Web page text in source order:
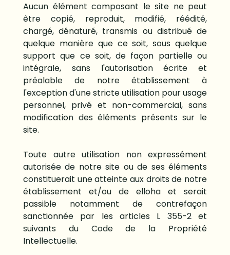
Aucun élément composant le site ne peut
être copié, reproduit, modifié, réédité,
chargé, dénaturé, transmis ou distribué de
quelque manière que ce soit, sous quelque
support que ce soit, de façon partielle ou
intégrale, sans l'autorisation écrite et
préalable de notre établissement à
l'exception d'une stricte utilisation pour usage
personnel, privé et non-commercial, sans
modification des éléments présents sur le
site.
Toute autre utilisation non expressément
autorisée de notre site ou de ses éléments
constituerait une atteinte aux droits de notre
établissement et/ou de elloha et serait
passible notamment de contrefaçon
sanctionnée par les articles L 355-2 et
suivants du Code de la Propriété
Intellectuelle.